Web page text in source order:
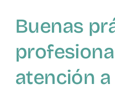
SEVIFIP CONECTA
Buenas
atención a